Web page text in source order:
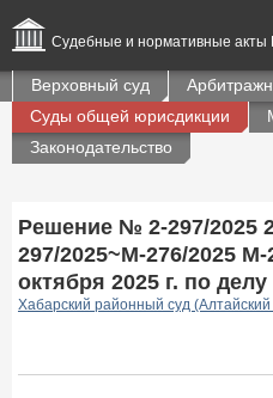
Судебные и нормативные акты
Верховный суд
Суды общей юрисдикции
Законодательство
Решение № 2-297/2025
297/2025~М-276/2025 М-
октября 2025 г. по
Хабарский районный суд (Алтайский